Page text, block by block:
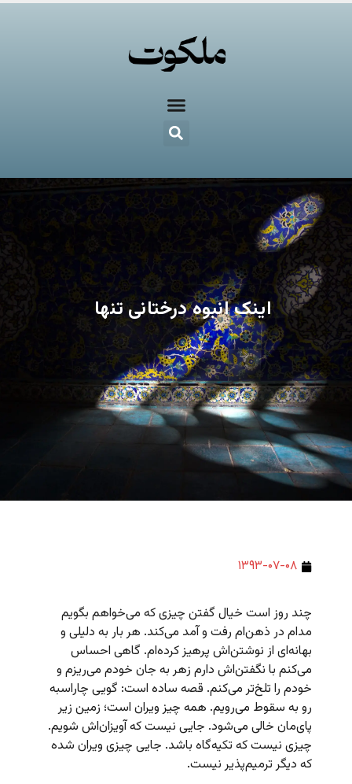
اینک انبوه درختانی تنها
۱۳۹۳-۰۷-۰۸
چند روز است خیال گفتن چیزی که می‌خواهم بگویم
مدام در ذهن‌ام رفت و آمد می‌کند. هر بار به دلیلی و
بهانه‌ای از نوشتن‌اش پرهیز کرده‌ام. گاهی احساس
می‌کنم با نگفتن‌اش دارم زهر به جان خودم می‌ریزم و
خودم را تلخ‌تر می‌کنم. قصه ساده است: گویی چاراسبه
رو به سقوط می‌رویم. همه چیز ویران است؛ زمین زیر
پای‌مان خالی می‌شود. جایی نیست که آویزان‌اش شویم.
چیزی نیست که تکیه‌گاه باشد. جایی چیزی ویران شده
که دیگر ترمیم‌پذیر نیست.